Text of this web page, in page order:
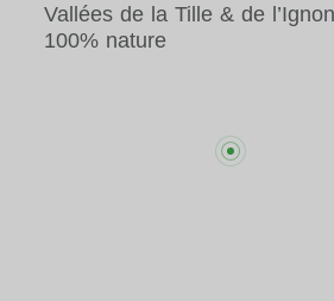
Vallées de la Tille & de
100% nature